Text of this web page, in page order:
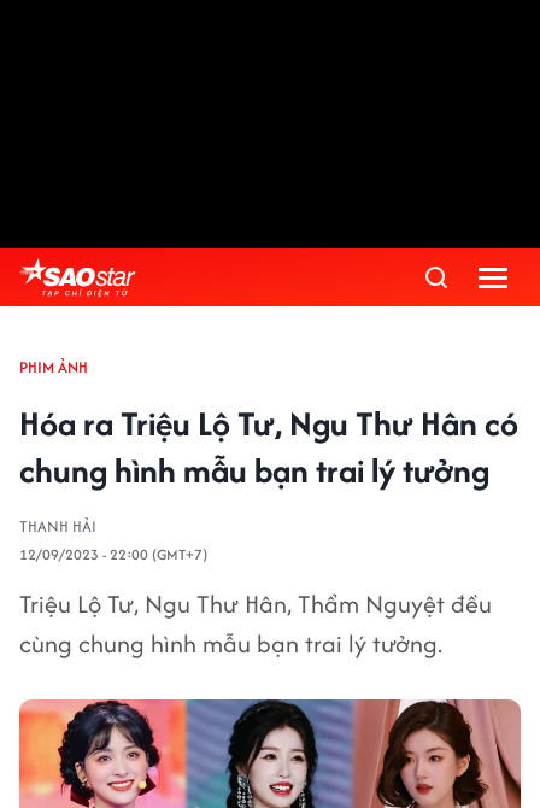
PHIM ẢNH
Hóa ra Triệu Lộ Tư, Ngu Thư Hân có
chung hình mẫu bạn trai lý tưởng
THANH HẢI
12/09/2023 - 22:00 (GMT+7)
Triệu Lộ Tư, Ngu Thư Hân, Thẩm Nguyệt đều
cùng chung hình mẫu bạn trai lý tưởng.